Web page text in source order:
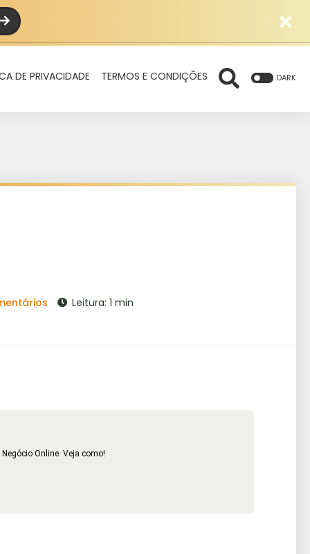
DE PRIVACIDADE TERMOS E CONDIÇÕES DARK
Leitura: 1 min
Online. Veja como!